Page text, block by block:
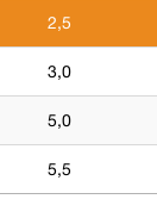
2,5
3,0
5,0
5,5